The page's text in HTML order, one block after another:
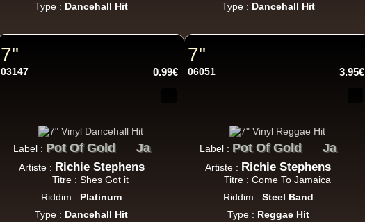
My Son - Hear My Dub
Tony Reid
Jah Love Dont Come Easy - Version
Reggae Hit
7"
Type : Dancehall Hit
Type : Dancehall Hit
7"
03147 0.99€
Label : Pot Of Gold Ja
Artiste : Richie Stephens
Titre : Shes Got it
Riddim : Platinum
Type : Dancehall Hit
7"
06051 3.95€
Label : Pot Of Gold Ja
Artiste : Richie Stephens
Titre : Come To Jamaica
Riddim : Steel Band
Type : Reggae Hit